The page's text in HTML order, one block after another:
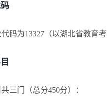
为13327（以湖北省教育考
门（总分450分）：